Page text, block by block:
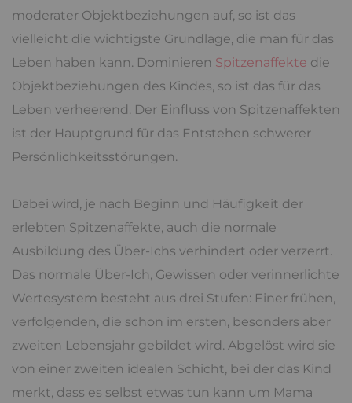
moderater Objektbeziehungen auf, so ist das
vielleicht die wichtigste Grundlage, die man für das
Leben haben kann. Dominieren Spitzenaffekte die
Objektbeziehungen des Kindes, so ist das für das
Leben verheerend. Der Einfluss von Spitzenaffekten
ist der Hauptgrund für das Entstehen schwerer
Persönlichkeitsstörungen.
Dabei wird, je nach Beginn und Häufigkeit der
erlebten Spitzenaffekte, auch die normale
Ausbildung des Über-Ichs verhindert oder verzerrt.
Das normale Über-Ich, Gewissen oder verinnerlichte
Wertesystem besteht aus drei Stufen: Einer frühen,
verfolgenden, die schon im ersten, besonders aber
zweiten Lebensjahr gebildet wird. Abgelöst wird sie
von einer zweiten idealen Schicht, bei der das Kind
merkt, dass es selbst etwas tun kann um Mama